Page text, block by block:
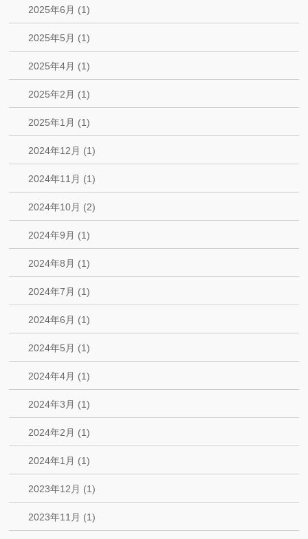
2025年6月 (1)
2025年5月 (1)
2025年4月 (1)
2025年2月 (1)
2025年1月 (1)
2024年12月 (1)
2024年11月 (1)
2024年10月 (2)
2024年9月 (1)
2024年8月 (1)
2024年7月 (1)
2024年6月 (1)
2024年5月 (1)
2024年4月 (1)
2024年3月 (1)
2024年2月 (1)
2024年1月 (1)
2023年12月 (1)
2023年11月 (1)